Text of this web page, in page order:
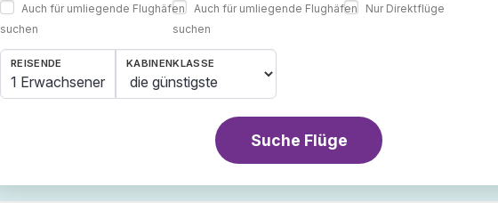
Auch für umliegende Flughäfen
suchen
Auch für umliegende Flughäfen
suchen
Nur Direktflüge
REISENDE
1 Erwachsener
KABINENKLASSE
Suche Flüge